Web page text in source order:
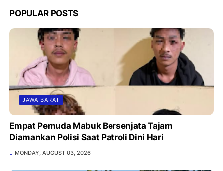
POPULAR POSTS
JAWA BARAT
Empat Pemuda Mabuk Bersenjata Tajam
Diamankan Polisi Saat Patroli Dini Hari
MONDAY, AUGUST 03, 2026